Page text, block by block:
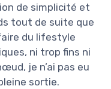
de simplicité et
tout de suite que
du lifestyle
ni trop fins ni
je n’ai pas eu
sortie.